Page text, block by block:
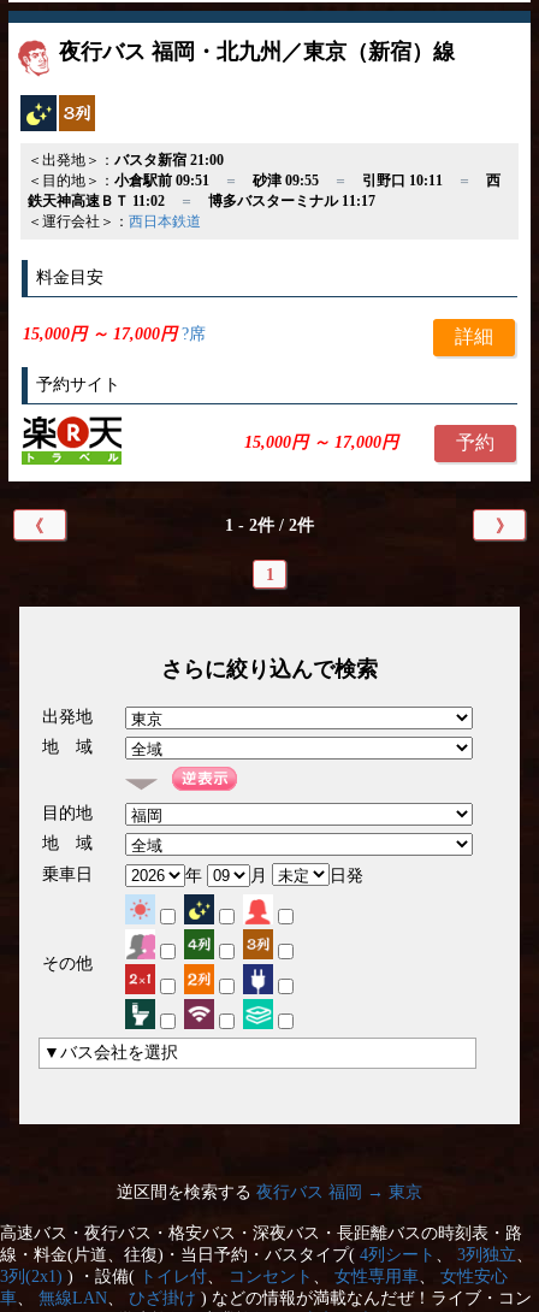
夜行バス 福岡・北九州／東京（新宿）線
夜行バス
＜出発地＞： バスタ新宿 21:00
＜目的地＞： 小倉駅前 09:51＝ 砂津 09:55＝ 引野口 10:11＝ 西
鉄天神高速ＢＴ 11:02＝ 博多バスターミナル 11:17
＜運行会社＞： 西日本鉄道
料金目安
15,000円 ～ 17,000円?席 詳細
予約サイト
15,000円 ～ 17,000円 予約
《 1 - 2件 / 2件 》
1
さらに絞り込んで検索
出発地
地 域
目的地
地 域
乗車日
年 月 日発
その他
▼バス会社を選択
逆区間を検索する 夜行バス 福岡 → 東京
高速バス・夜行バス・格安バス・深夜バス・長距離バスの時刻表・路
線・料金(片道、往復)・当日予約・バスタイプ( 4列シート 3列独立
3列(2x1) ) ・設備( トイレ付 コンセント 女性専用車
女性安心
車
無線LAN ひざ掛け ) などの情報が満載なんだぜ！ライブ・コン